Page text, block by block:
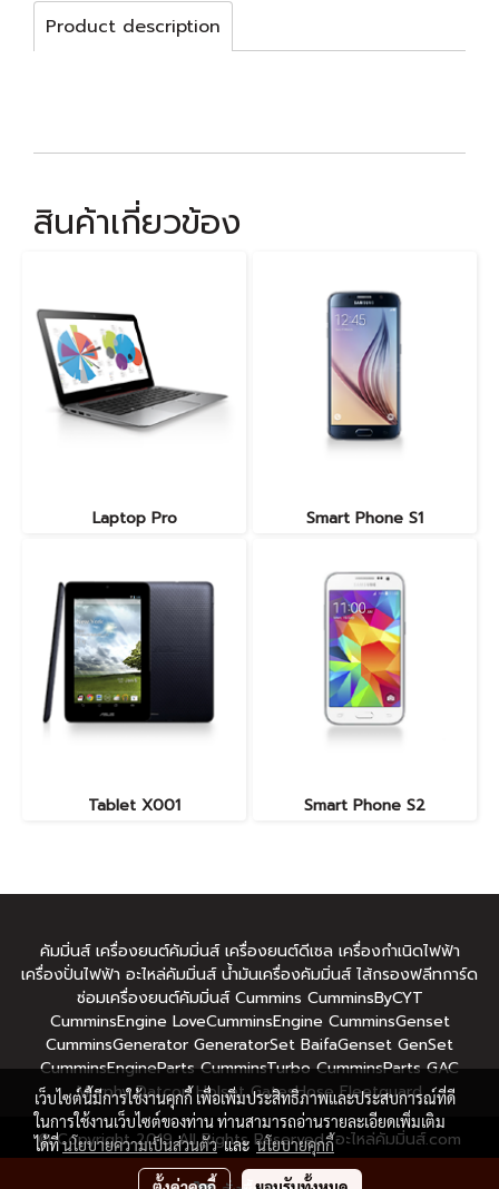
Product description
สินค้าเกี่ยวข้อง
Laptop Pro Smart Phone S1
Tablet X001 Smart Phone S2
คัมมิ่นส์ เครื่องยนต์คัมมิ่นส์ เครื่องยนต์ดีเซล เครื่องกำเนิดไฟฟ้า
เครื่องปั่นไฟฟ้า อะไหล่คัมมิ่นส์ น้ำมันเครื่องคัมมิ่นส์ ไส้กรองฟลีทการ์ด
ซ่อมเครื่องยนต์คัมมิ่นส์ Cummins CumminsByCYT
CumminsEngine LoveCumminsEngine CumminsGenset
CumminsGenerator GeneratorSet BaifaGenset GenSet
CumminsEngineParts CumminsTurbo CumminsParts GAC
Murphy Datcon Holset GatesHose Fleetguard
© Copyright 2019 All Rights Reserved อะไหล่คัมมิ่นส์.com
ผู้เข้าชมทั้งหมด 192,478
เว็บไซต์นี้มีการใช้งานคุกกี้ เพื่อเพิ่มประสิทธิภาพและประสบการณ์ที่ดี
ในการใช้งานเว็บไซต์ของท่าน ท่านสามารถอ่านรายละเอียดเพิ่มเติม
ได้ที่นโยบายความเป็นส่วนตัวและนโยบายคุกกี้